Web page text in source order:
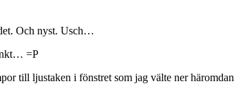
Och nyst. Usch…
=P
till ljustaken i fönstret som jag välte ner